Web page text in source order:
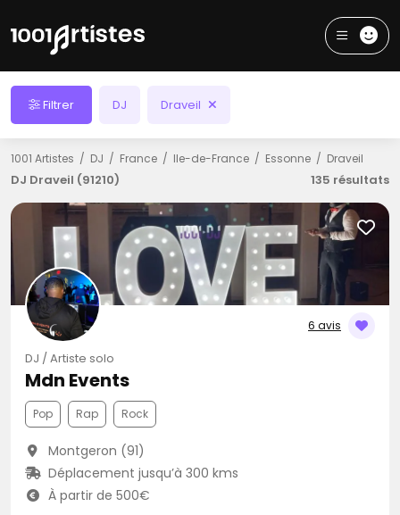
Filtrer DJ Draveil
1001 Artistes DJ France Ile-de-France Essonne Draveil
DJ Draveil (91210) 135 résultats
6 avis
DJ / Artiste solo
Mdn Events
Pop Rap Rock
Montgeron (91)
Déplacement jusqu’à 300 kms
À partir de 500€